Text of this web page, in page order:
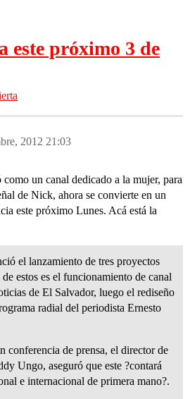
este próximo 3 de
2012 21:03
un canal dedicado a la mujer, para
de Nick, ahora se convierte en un
este próximo Lunes. Acá está la
el lanzamiento de tres proyectos
estos es el funcionamiento de canal
de El Salvador, luego el rediseño
radial del periodista Ernesto
conferencia de prensa, el director de
Ungo, aseguró que este ?contará
e internacional de primera mano?.